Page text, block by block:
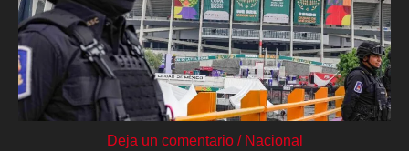
Deja un comentario / Nacional